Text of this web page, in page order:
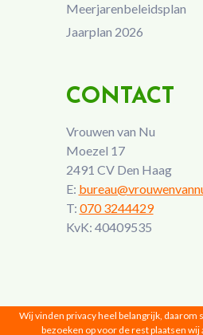
Meerjarenbeleidsplan
Jaarplan 2026
CONTACT
Vrouwen van Nu
Moezel 17
2491 CV Den Haag
E:
T: 070 3244429
KvK: 40409535
Wij vinden privacy heel belangrijk, daarom
bezoeken op voor de rest plaatsen